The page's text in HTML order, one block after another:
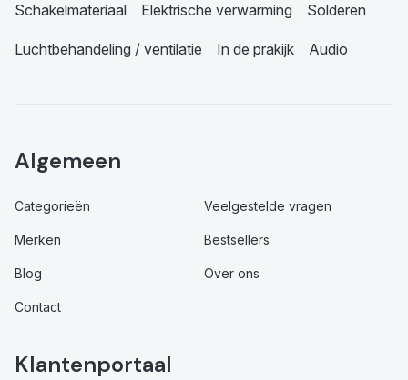
Schakelmateriaal Elektrische verwarming Solderen
Luchtbehandeling / ventilatie In de prakijk Audio
Algemeen
Categorieën Veelgestelde vragen
Merken Bestsellers
Blog Over ons
Contact
Klantenportaal